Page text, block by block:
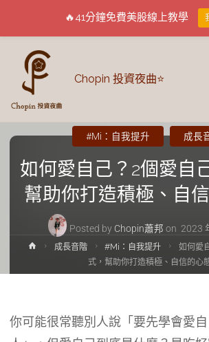
Chopin 投資夜曲⭐
如何愛自己？2個愛自
幫助你打造積極、自
Posted by Chopin蕭邦 on 2023
#Mi：自我提升 成長
成長音階 #Mi：自我提升
如何愛
式，幫助你打造積極、自信的心
你可能很常聽別人說「要先學會愛
🔥41分鐘免費美股線上教學